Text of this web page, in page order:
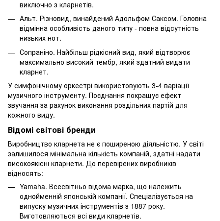
виключно з кларнетів.
Альт. Різновид, винайдений Адольфом Саксом. Головна
відмінна особливість даного типу - повна відсутність
низьких нот.
Сопраніно. Найбільш рідкісний вид, який відтворює
максимально високий тембр, який здатний видати
кларнет.
У симфонічному оркестрі використовують 3-4 варіації
музичного інструменту. Поєднання покращує ефект
звучання за рахунок виконання роздільних партій для
кожного виду.
Відомі світові бренди
Виробництво кларнета не є поширеною діяльністю. У світі
залишилося мінімальна кількість компаній, здатні надати
високоякісні кларнети. До перевірених виробників
відносять:
Yamaha. Всесвітньо відома марка, що належить
однойменній японській компанії. Спеціалізується на
випуску музичних інструментів з 1887 року.
Виготовляються всі види кларнетів.